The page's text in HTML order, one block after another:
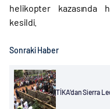
helikopter kazasında
kesildi.
Sonraki Haber
TİKA’dan Sierra